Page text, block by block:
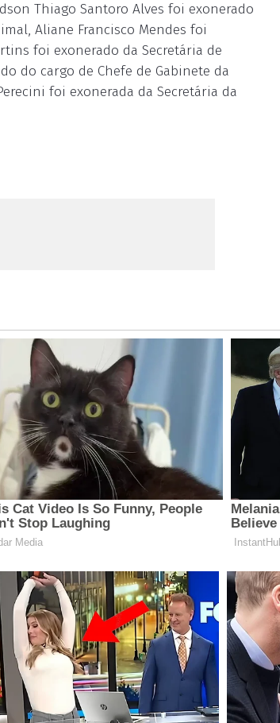
Thiago Santoro Alves foi exonerado
Aliane Francisco Mendes foi
foi exonerado da Secretária de
do cargo de Chefe de Gabinete da
foi exonerada da Secretária da